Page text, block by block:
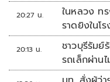
20:27 น.
ในหลวง ท
ราดยิงในโร
20:13 น.
ชาวบุรีรัมย์
รถเล็กผ่าน